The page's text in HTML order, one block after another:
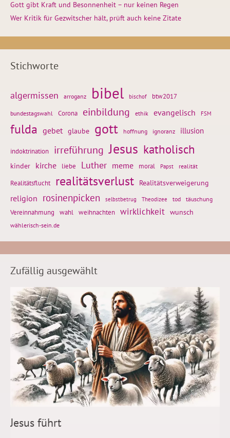
Gott gibt Kraft und Besonnenheit – nur keinen Regen
Wer Kritik für Gezwitscher hält, prüft auch keine Zitate
Stichworte
algermissen arroganz bibel bischof btw2017
bundestagswahl Corona einbildung ethik evangelisch FSM
fulda gebet glaube gott hoffnung ignoranz illusion
indoktrination irreführung Jesus katholisch
kinder kirche liebe Luther meme moral Papst realität
Realitätsflucht realitätsverlust Realitätsverweigerung
religion rosinenpicken selbstbetrug Theodizee tod täuschung
Vereinnahmung wahl weihnachten wirklichkeit wunsch
wählerisch-sein.de
Zufällig ausgewählt
Jesus führt